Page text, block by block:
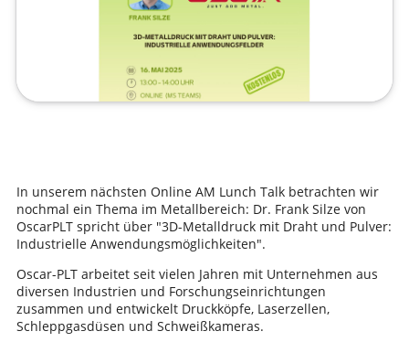
In unserem nächsten Online AM Lunch Talk betrachten wir
nochmal ein Thema im Metallbereich: Dr. Frank Silze von
OscarPLT spricht über "3D-Metalldruck mit Draht und Pulver:
Industrielle Anwendungsmöglichkeiten".
Oscar-PLT arbeitet seit vielen Jahren mit Unternehmen aus
diversen Industrien und Forschungseinrichtungen
zusammen und entwickelt Druckköpfe, Laserzellen,
Schleppgasdüsen und Schweißkameras.